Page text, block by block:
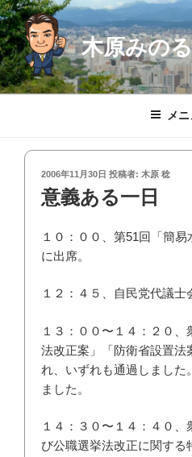
コ
ン
テ
ン
ツ
木原みの
メ
投
稿
日:
2006年11月30日 投稿者: 木原 稔
意義ある一日
１０：００、第51回「簡易
に出席。
１２：４５、自民党代議士
１３：００〜１４：２０
法改正案」「防衛省設置法
れ、いずれも通過しました
ました。
１４：３０〜１４：４０、
び公職選挙法改正に関する